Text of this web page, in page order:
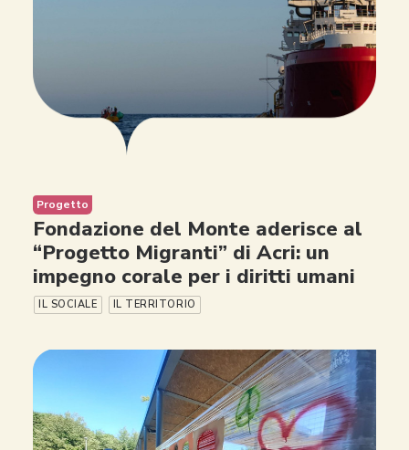
Progetto
Fondazione del Monte aderisce al
“Progetto Migranti” di Acri: un
impegno corale per i diritti umani
IL SOCIALE IL TERRITORIO